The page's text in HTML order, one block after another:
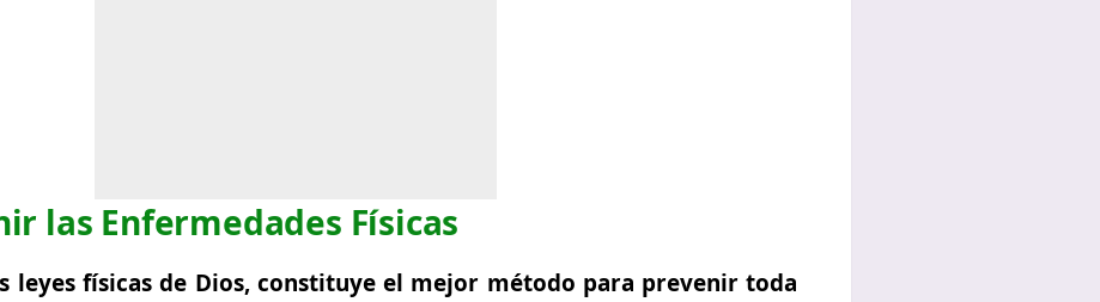
las Enfermedades Físicas
leyes físicas de Dios, constituye el mejor método para prevenir toda